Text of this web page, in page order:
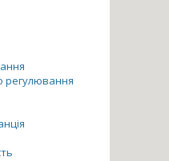
регулювання